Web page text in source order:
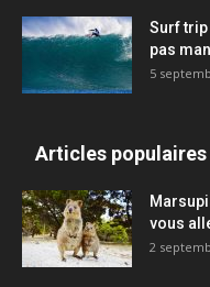
Surf trip
pas
5
Articles populaires
vous
2